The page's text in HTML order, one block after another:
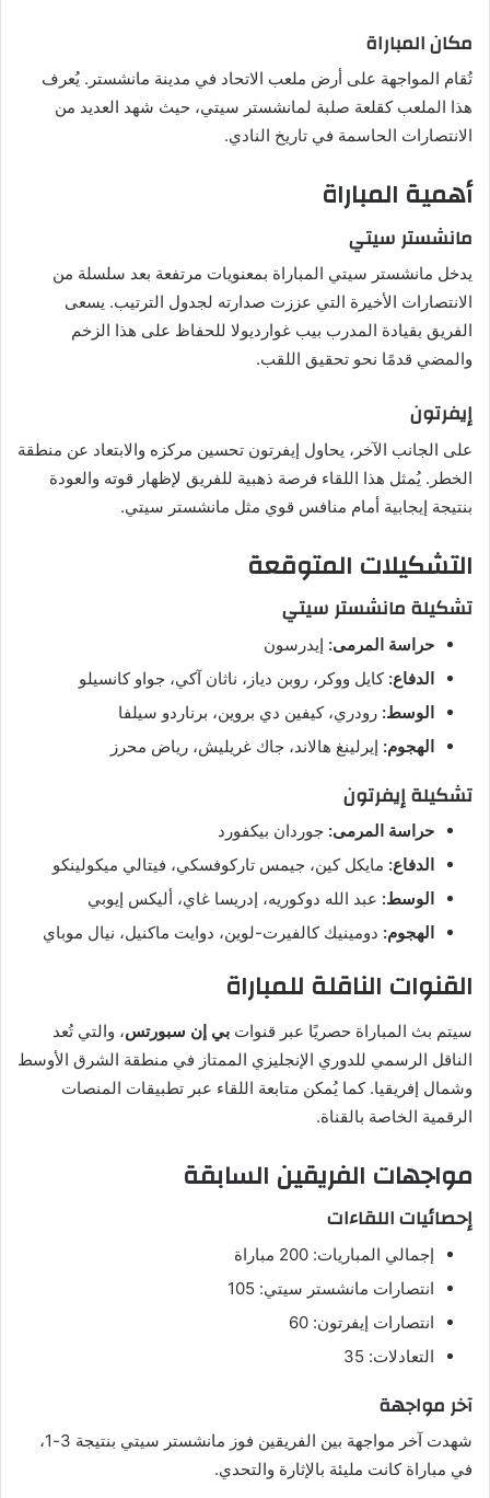
مكان المباراة
تُقام المواجهة على أرض ملعب الاتحاد في مدينة مانشستر. يُعرف
هذا الملعب كقلعة صلبة لمانشستر سيتي، حيث شهد العديد من
الانتصارات الحاسمة في تاريخ النادي.
أهمية المباراة
مانشستر سيتي
يدخل مانشستر سيتي المباراة بمعنويات مرتفعة بعد سلسلة من
الانتصارات الأخيرة التي عززت صدارته لجدول الترتيب. يسعى
الفريق بقيادة المدرب بيب غوارديولا للحفاظ على هذا الزخم
والمضي قدمًا نحو تحقيق اللقب.
إيفرتون
على الجانب الآخر، يحاول إيفرتون تحسين مركزه والابتعاد عن منطقة
الخطر. يُمثل هذا اللقاء فرصة ذهبية للفريق لإظهار قوته والعودة
بنتيجة إيجابية أمام منافس قوي مثل مانشستر سيتي.
التشكيلات المتوقعة
تشكيلة مانشستر سيتي
حراسة المرمى: إيدرسون
الدفاع: كايل ووكر، روبن دياز، ناثان آكي، جواو كانسيلو
الوسط: رودري، كيفين دي بروين، برناردو سيلفا
الهجوم: إيرلينغ هالاند، جاك غريليش، رياض محرز
تشكيلة إيفرتون
حراسة المرمى: جوردان بيكفورد
الدفاع: مايكل كين، جيمس تاركوفسكي، فيتالي ميكولينكو
الوسط: عبد الله دوكوريه، إدريسا غاي، أليكس إيوبي
الهجوم: دومينيك كالفيرت-لوين، دوايت ماكنيل، نيال موباي
القنوات الناقلة للمباراة
سيتم بث المباراة حصريًا عبر قنوات بي إن سبورتس، والتي تُعد
الناقل الرسمي للدوري الإنجليزي الممتاز في منطقة الشرق الأوسط
وشمال إفريقيا. كما يُمكن متابعة اللقاء عبر تطبيقات المنصات
الرقمية الخاصة بالقناة.
مواجهات الفريقين السابقة
إحصائيات اللقاءات
إجمالي المباريات: 200 مباراة
انتصارات مانشستر سيتي: 105
انتصارات إيفرتون: 60
التعادلات: 35
آخر مواجهة
شهدت آخر مواجهة بين الفريقين فوز مانشستر سيتي بنتيجة 3-1،
في مباراة كانت مليئة بالإثارة والتحدي.